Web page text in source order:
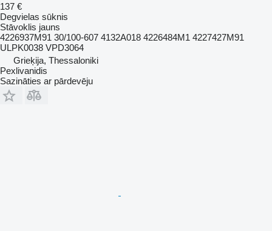
137 €
Degvielas sūknis
Stāvoklis jauns
4226937M91 30/100-607 4132A018 4226484M1 4227427M91
ULPK0038 VPD3064
Grieķija, Thessaloniki
Pexlivanidis
Sazināties ar pārdevēju